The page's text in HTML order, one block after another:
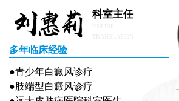
科室主任
多年临床经验
●青少年白癜风诊疗
●肢端型白癜风诊疗